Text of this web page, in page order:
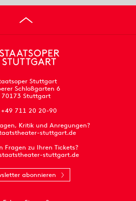
Stuttgart
Schloßgarten 6
70173 Stuttgart
+49 711 20 20-90
Kritik und Anregungen?
stuttgart.de
Fragen zu Ihren Tickets?
stuttgart.de
abonnieren